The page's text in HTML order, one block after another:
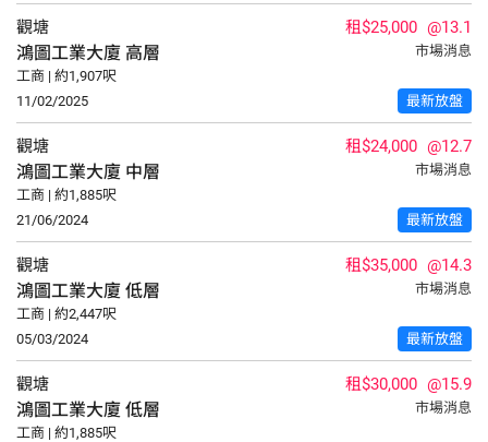
觀塘 租$25,000 @13.1
鴻圖工業大廈 高層
市場消息
工商 | 約1,907呎
11/02/2025
最新放盤
觀塘 租$24,000 @12.7
鴻圖工業大廈 中層
市場消息
工商 | 約1,885呎
21/06/2024
最新放盤
觀塘 租$35,000 @14.3
鴻圖工業大廈 低層
市場消息
工商 | 約2,447呎
05/03/2024
最新放盤
觀塘 租$30,000 @15.9
鴻圖工業大廈 低層
市場消息
工商 | 約1,885呎